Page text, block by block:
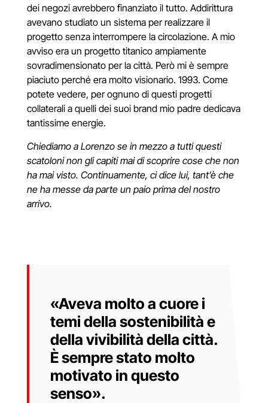
dei negozi avrebbero finanziato il tutto. Addirittura
avevano studiato un sistema per realizzare il
progetto senza interrompere la circolazione. A mio
avviso era un progetto titanico ampiamente
sovradimensionato per la città. Però mi è sempre
piaciuto perché era molto visionario. 1993. Come
potete vedere, per ognuno di questi progetti
collaterali a quelli dei suoi brand mio padre dedicava
tantissime energie.
Chiediamo a Lorenzo se in mezzo a tutti questi
scatoloni non gli capiti mai di scoprire cose che non
ha mai visto. Continuamente, ci dice lui, tant’è che
ne ha messe da parte un paio prima del nostro
arrivo.
«Aveva molto a cuore i
temi della sostenibilità e
della vivibilità della città.
È sempre stato molto
motivato in questo
senso».